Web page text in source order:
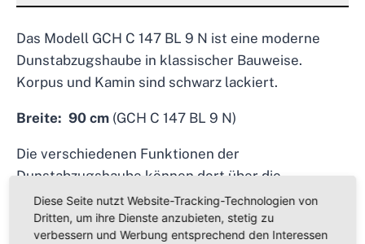
Das Modell GCH C 147 BL 9 N ist eine moderne
Dunstabzugshaube in klassischer Bauweise.
Korpus und Kamin sind schwarz lackiert.
Breite: 90 cm (GCH C 147 BL 9 N)
Die verschiedenen Funktionen der
Dunstabzugshaube können dort über die
Drücktasten gesteuert werden.
Für ausreichend Power sorgt ein bis
Diese Seite nutzt Website-Tracking-Technologien von
Dritten, um ihre Dienste anzubieten, stetig zu
verbessern und Werbung entsprechend den Interessen